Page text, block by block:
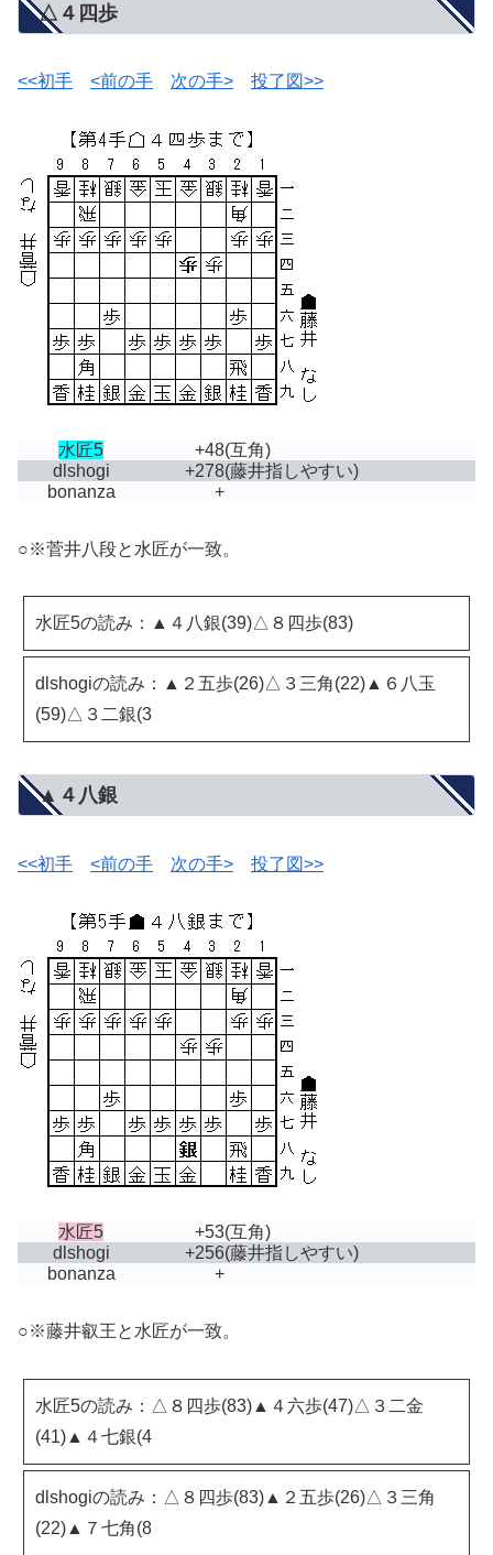
△４四歩
<<初手 <前の手 次の手> 投了図>>
水匠5 +48(互角)
dlshogi
+278(藤井指しやすい)
bonanza
+
○※菅井八段と水匠が一致。
水匠5の読み：▲４八銀(39)△８四歩(83)
dlshogiの読み：▲２五歩(26)△３三角(22)▲６八玉
(59)△３二銀(3
▲４八銀
<<初手 <前の手 次の手> 投了図>>
水匠5 +53(互角)
dlshogi
+256(藤井指しやすい)
bonanza
+
○※藤井叡王と水匠が一致。
水匠5の読み：△８四歩(83)▲４六歩(47)△３二金
(41)▲４七銀(4
dlshogiの読み：△８四歩(83)▲２五歩(26)△３三角
(22)▲７七角(8